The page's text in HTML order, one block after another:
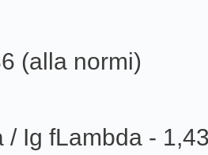
(alla normi)
/ Ig fLambda -